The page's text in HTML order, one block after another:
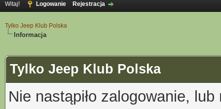
Witaj! Logowanie Rejestracja
Tylko Jeep Klub Polska
Informacja
Tylko Jeep Klub Polska
Nie nastąpiło zalogowanie,